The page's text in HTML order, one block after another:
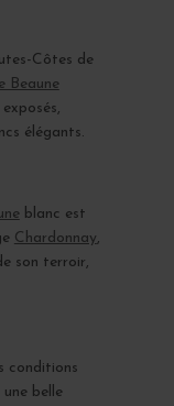
Côtes de
Beaune
élégants.
blanc est
Chardonnay,
son terroir,
conditions
belle